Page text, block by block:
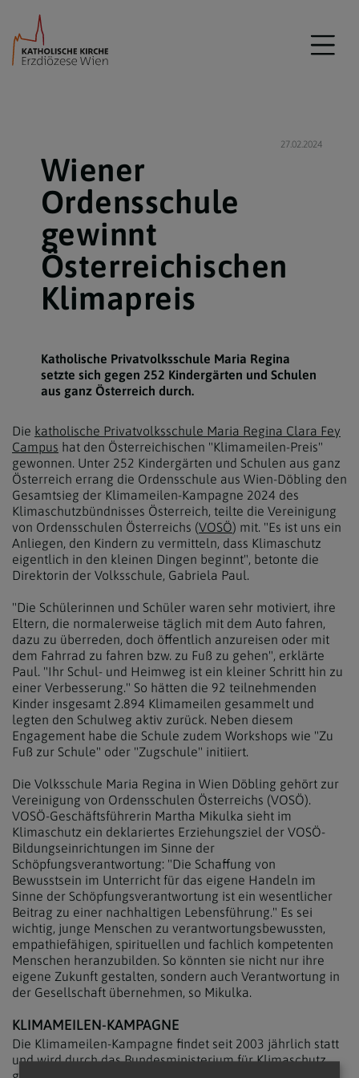
27.02.2024
Wiener
Ordensschule
gewinnt
Österreichischen
Klimapreis
Katholische Privatvolksschule Maria Regina
setzte sich gegen 252 Kindergärten und Schulen
aus ganz Österreich durch.
Die katholische Privatvolksschule Maria Regina Clara Fey
Campus hat den Österreichischen "Klimameilen-Preis"
gewonnen. Unter 252 Kindergärten und Schulen aus ganz
Österreich errang die Ordensschule aus Wien-Döbling den
Gesamtsieg der Klimameilen-Kampagne 2024 des
Klimaschutzbündnisses Österreich, teilte die Vereinigung
von Ordensschulen Österreichs (VOSÖ) mit. "Es ist uns ein
Anliegen, den Kindern zu vermitteln, dass Klimaschutz
eigentlich in den kleinen Dingen beginnt", betonte die
Direktorin der Volksschule, Gabriela Paul.
"Die Schülerinnen und Schüler waren sehr motiviert, ihre
Eltern, die normalerweise täglich mit dem Auto fahren,
dazu zu überreden, doch öffentlich anzureisen oder mit
dem Fahrrad zu fahren bzw. zu Fuß zu gehen", erklärte
Paul. "Ihr Schul- und Heimweg ist ein kleiner Schritt hin zu
einer Verbesserung." So hätten die 92 teilnehmenden
Kinder insgesamt 2.894 Klimameilen gesammelt und
legten den Schulweg aktiv zurück. Neben diesem
Engagement habe die Schule zudem Workshops wie "Zu
Fuß zur Schule" oder "Zugschule" initiiert.
Die Volksschule Maria Regina in Wien Döbling gehört zur
Vereinigung von Ordensschulen Österreichs (VOSÖ).
VOSÖ-Geschäftsführerin Martha Mikulka sieht im
Klimaschutz ein deklariertes Erziehungsziel der VOSÖ-
Bildungseinrichtungen im Sinne der
Schöpfungsverantwortung: "Die Schaffung von
Bewusstsein im Unterricht für das eigene Handeln im
Sinne der Schöpfungsverantwortung ist ein wesentlicher
Beitrag zu einer nachhaltigen Lebensführung." Es sei
wichtig, junge Menschen zu verantwortungsbewussten,
empathiefähigen, spirituellen und fachlich kompetenten
Menschen heranzubilden. So könnten sie nicht nur ihre
eigene Zukunft gestalten, sondern auch Verantwortung in
der Gesellschaft übernehmen, so Mikulka.
KLIMAMEILEN-KAMPAGNE
Die Klimameilen-Kampagne findet seit 2003 jährlich statt
und wird durch das Bundesministerium für Klimaschutz